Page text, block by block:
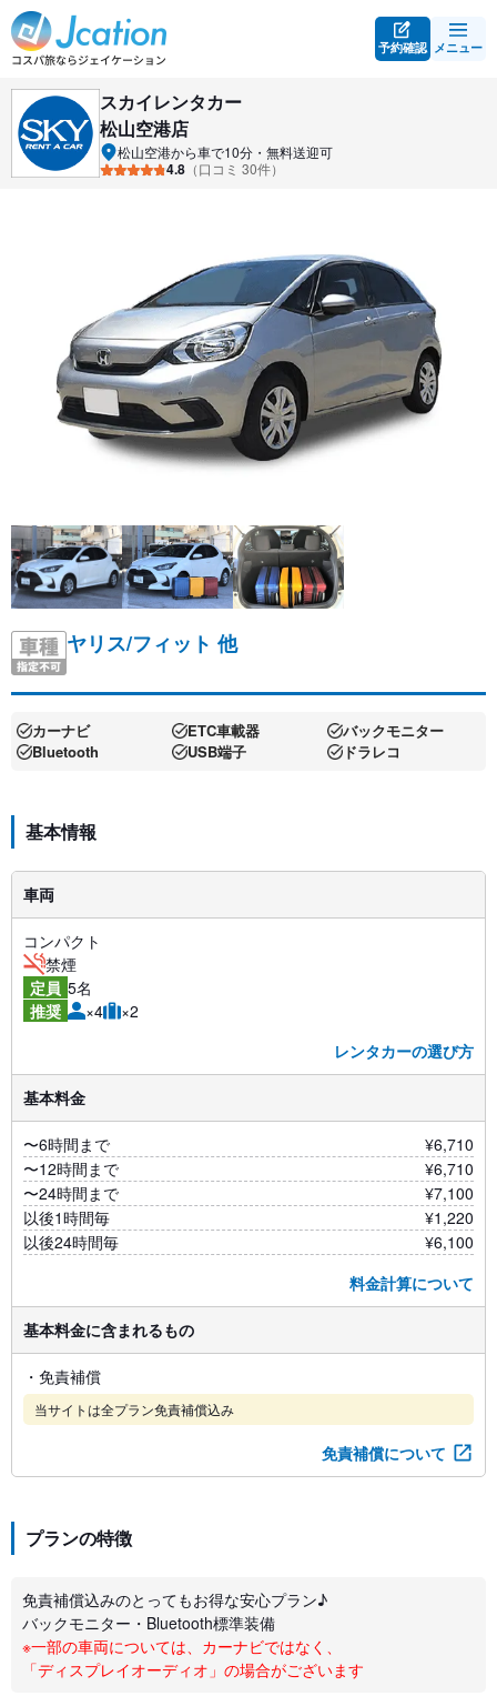
予約確認 メニュー
スカイレンタカー
松山空港店
松山空港から車で10分・無料送迎可
4.8 （口コミ 30件）
ヤリス/フィット 他
カーナビ ETC車載器
バックモニター
Bluetooth
USB端子 ドラレコ
基本情報
車両
コンパクト
禁煙
定員 5名
推奨
×4
×2
レンタカーの選び方
基本料金
〜6時間まで
¥6,710
〜12時間まで
¥6,710
〜24時間まで
¥7,100
以後1時間毎
¥1,220
以後24時間毎
¥6,100
料金計算について
基本料金に含まれるもの
・免責補償
当サイトは全プラン免責補償込み
免責補償について
プランの特徴
免責補償込みのとってもお得な安心プラン♪
バックモニター・Bluetooth標準装備
※一部の車両については、カーナビではなく、
「ディスプレイオーディオ」の場合がございます